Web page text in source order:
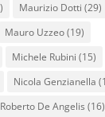
Maurizio Dotti (29)
Mauro Uzzeo(19)
Michele Rubini (15)
Nicola Genzianella
Roberto De Angelis (16)